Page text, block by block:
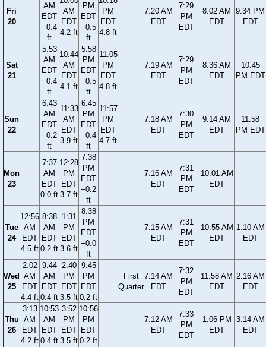
Fri
20
AM
EDT
−0.4
ft
AM
EDT
4.2 ft
PM
EDT
−0.5
ft
PM
EDT
4.8 ft
7:20 AM
EDT
7:29
PM
EDT
8:02 AM
EDT
9:34 PM
EDT
Sat
21
5:53
AM
EDT
−0.4
ft
10:44
AM
EDT
4.1 ft
5:58
PM
EDT
−0.5
ft
11:05
PM
EDT
4.8 ft
7:19 AM
EDT
7:29
PM
EDT
8:36 AM
EDT
10:45
PM EDT
Sun
22
6:43
AM
EDT
−0.2
ft
11:33
AM
EDT
3.9 ft
6:45
PM
EDT
−0.4
ft
11:57
PM
EDT
4.7 ft
7:18 AM
EDT
7:30
PM
EDT
9:14 AM
EDT
11:58
PM EDT
Mon
23
7:37
AM
EDT
0.0 ft
12:28
PM
EDT
3.7 ft
7:38
PM
EDT
−0.2
ft
7:16 AM
EDT
7:31
PM
EDT
10:01 AM
EDT
Tue
24
12:56
AM
EDT
4.5 ft
8:38
AM
EDT
0.2 ft
1:31
PM
EDT
3.6 ft
8:38
PM
EDT
−0.0
ft
7:15 AM
EDT
7:31
PM
EDT
10:55 AM
EDT
1:10 AM
EDT
Wed
25
2:02
AM
EDT
4.4 ft
9:44
AM
EDT
0.4 ft
2:40
PM
EDT
3.5 ft
9:45
PM
EDT
0.2 ft
First
Quarter
7:14 AM
EDT
7:32
PM
EDT
11:58 AM
EDT
2:16 AM
EDT
Thu
26
3:13
AM
EDT
4.2 ft
10:53
AM
EDT
0.4 ft
3:52
PM
EDT
3.5 ft
10:56
PM
EDT
0.2 ft
7:12 AM
EDT
7:33
PM
EDT
1:06 PM
EDT
3:14 AM
EDT